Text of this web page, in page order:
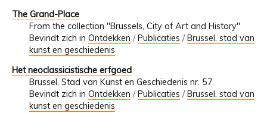
The Grand-Place
From the collection "Brussels, City of Art and History"
Bevindt zich in Ontdekken /Publicaties /Brussel, stad van
kunst en geschiedenis
Het neoclassicistische erfgoed
Brussel, Stad van Kunst en Geschiedenis nr. 57
Bevindt zich in Ontdekken /Publicaties /Brussel, stad van
kunst en geschiedenis